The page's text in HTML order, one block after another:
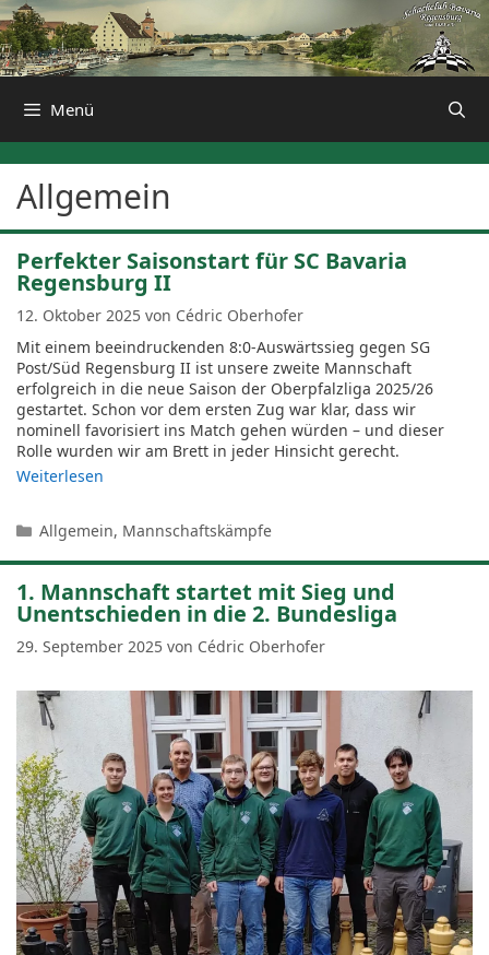
Zum
Inhalt
springen
Menü
Allgemein
Perfekter Saisonstart für SC Bavaria
Regensburg II
12. Oktober 2025 von Cédric Oberhofer
Mit einem beeindruckenden 8:0-Auswärtssieg gegen SG
Post/Süd Regensburg II ist unsere zweite Mannschaft
erfolgreich in die neue Saison der Oberpfalzliga 2025/26
gestartet. Schon vor dem ersten Zug war klar, dass wir
nominell favorisiert ins Match gehen würden – und dieser
Rolle wurden wir am Brett in jeder Hinsicht gerecht.
Weiterlesen
Kategorien
Allgemein, Mannschaftskämpfe
1. Mannschaft startet mit Sieg und
Unentschieden in die 2. Bundesliga
29. September 2025 von Cédric Oberhofer